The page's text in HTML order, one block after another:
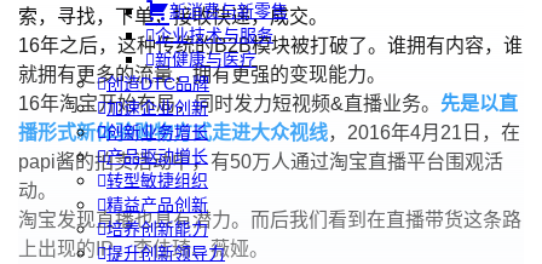
新消费与新零售
企业技术与服务
新健康与医疗
创造DTC品牌
加速企业创新
创新业务增长
产品驱动增长
转型敏捷组织
精益产品创新
培养创新能力
提升创新领导力
索，寻找，下单，接收快递，成交。
16年之后，这种传统的B2B模块被打破了。谁拥有内容，谁
就拥有更多的流量，拥有更强的变现能力。
16年淘宝开始布局，同时发力短视频&直播业务。 先是以直
播形式新体验购物方式走进大众视线，2016年4月21日，在
papi酱的拍卖活动中，有50万人通过淘宝直播平台围观活
动。
淘宝发现直播也具有潜力。而后我们看到在直播带货这条路
上出现的IP，李佳琦、薇娅。